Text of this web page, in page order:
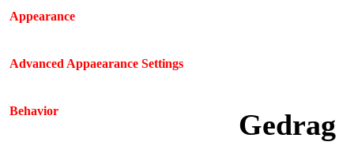
Appearance
Advanced Appaearance Settings
Behavior Gedrag